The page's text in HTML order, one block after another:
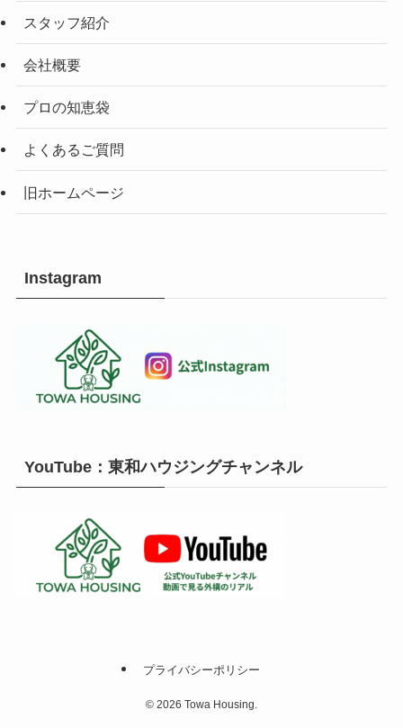
スタッフ紹介
会社概要
プロの知恵袋
よくあるご質問
旧ホームページ
Instagram
YouTube：東和ハウジングチャンネル
プライバシーポリシー
© 2026 Towa Housing.